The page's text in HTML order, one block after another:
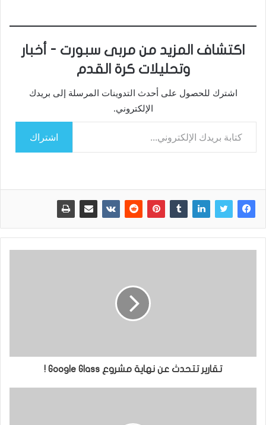
اكتشاف المزيد من مربى سبورت - أخبار
وتحليلات كرة القدم
اشترك للحصول على أحدث التدوينات المرسلة إلى بريدك
الإلكتروني.
كتابة بريدك الإلكتروني...
اشتراك
تقارير تتحدث عن نهاية مشروع Google Glass !